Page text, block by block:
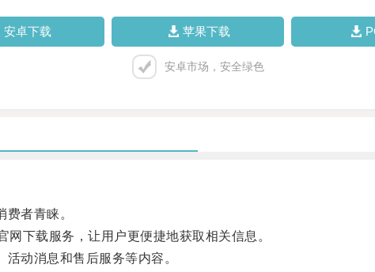
安卓下载 苹果下载
安卓市场，安全绿色
者青睐。
下载服务，让用户更便捷地获取相关信息。
动消息和售后服务等内容。